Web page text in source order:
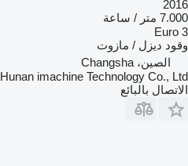
2016
7.000 متر / ساعة
Euro 3
وقود ديزل / مازوت
الصين، Changsha
Hunan imachine Technology Co., Ltd.
الاتصال بالبائع